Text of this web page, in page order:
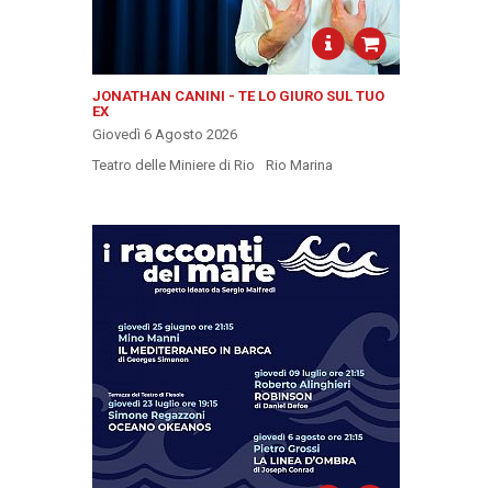
JONATHAN CANINI - TE LO GIURO SUL TUO
EX
Giovedì 6 Agosto 2026
Teatro delle Miniere di Rio
Rio Marina